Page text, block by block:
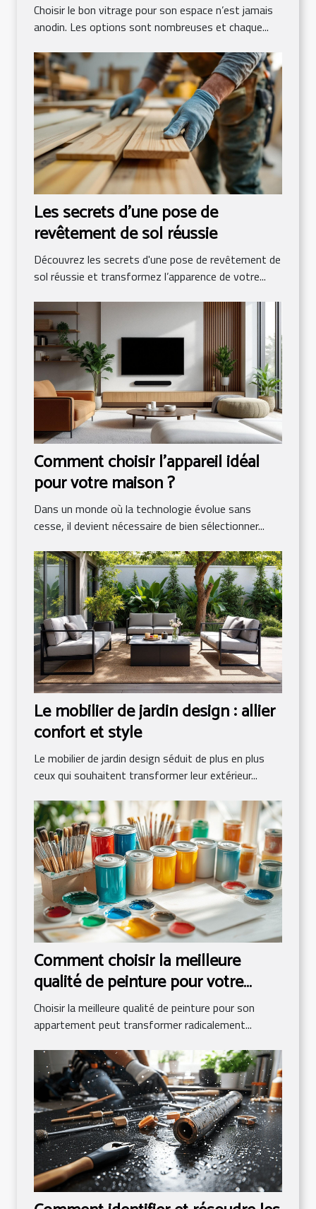
Choisir le bon vitrage pour son espace n’est jamais
anodin. Les options sont nombreuses et chaque...
Les secrets d'une pose de
revêtement de sol réussie
Découvrez les secrets d'une pose de revêtement de
sol réussie et transformez l’apparence de votre...
Comment choisir l'appareil idéal
pour votre maison ?
Dans un monde où la technologie évolue sans
cesse, il devient nécessaire de bien sélectionner...
Le mobilier de jardin design : allier
confort et style
Le mobilier de jardin design séduit de plus en plus
ceux qui souhaitent transformer leur extérieur...
Comment choisir la meilleure
qualité de peinture pour votre
appartement ?
Choisir la meilleure qualité de peinture pour son
appartement peut transformer radicalement...